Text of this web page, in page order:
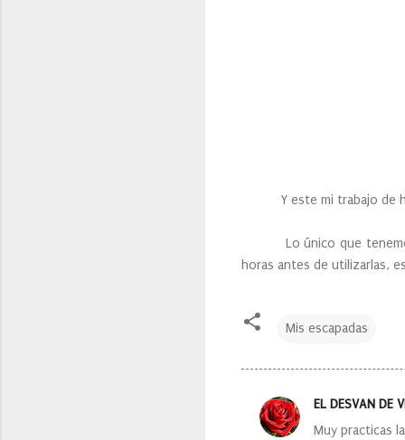
Y este mi trabajo de
Lo único que tenemos
horas antes de utilizarlas,
Mis escapadas
C
EL DESVAN DE
Muy practicas